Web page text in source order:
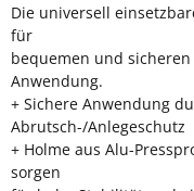
Die universell
für
bequemen und sicheren
Anwendung.
+ Sichere Anwendung
Abrutsch-/Anlegeschutz
+ Holme aus Alu-
sorgen